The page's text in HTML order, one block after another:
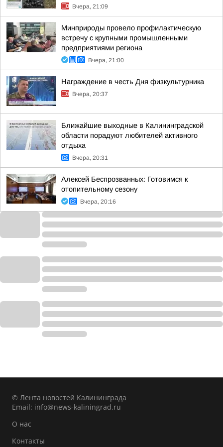
Вчера, 21:09
Минприроды провело профилактическую
встречу с крупными промышленными
предприятиями региона
Вчера, 21:00
Награждение в честь Дня физкультурника
Вчера, 20:37
Ближайшие выходные в Калининградской
области порадуют любителей активного
отдыха
Вчера, 20:31
Алексей Беспрозванных: Готовимся к
отопительному сезону
Вчера, 20:16
© Лента новостей Калининграда
Email: info@news-kaliningrad.ru
О нас
Контакты